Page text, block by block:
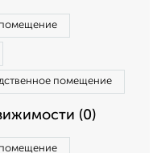
помещение
(0)